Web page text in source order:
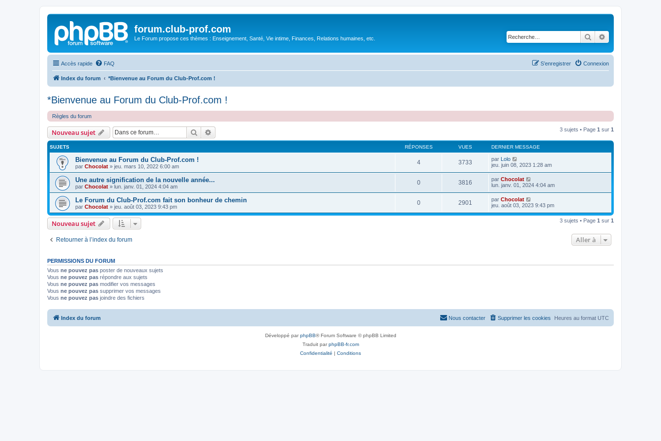
forum.club-prof.com
Le Forum propose ces thèmes : Enseignement, Santé, Vie intime, Finances, Relations humaines, etc. Rechercher
Accès rapide FAQ Connexion
S’enregistrer
Index du forum *Bienvenue au Forum du Club-Prof.com !
*Bienvenue au Forum du Club-Prof.com !
Règles du forum
Nouveau sujet Rechercher 3 sujets • Page 1 sur 1
SUJETS RÉPONSES VUES DERNIER MESSAGE
Bienvenue au Forum du Club-Prof.com !
par Chocolat » jeu. mars 10, 2022 6:00 am
4 3733 par Lolo
jeu. juin 08, 2023 1:28 am
Une autre signification de la nouvelle année...
par Chocolat » lun. janv. 01, 2024 4:04 am
0 3816 par Chocolat
lun. janv. 01, 2024 4:04 am
Le Forum du Club-Prof.com fait son bonheur de chemin
par Chocolat » jeu. août 03, 2023 9:43 pm
0 2901 par Chocolat
jeu. août 03, 2023 9:43 pm
Nouveau sujet 3 sujets • Page 1 sur 1
Retourner à l’index du forum Aller à
PERMISSIONS DU FORUM
Vous ne pouvez pas poster de nouveaux sujets
Vous ne pouvez pas répondre aux sujets
Vous ne pouvez pas modifier vos messages
Vous ne pouvez pas supprimer vos messages
Vous ne pouvez pas joindre des fichiers
Index du forum Heures au format UTC
Supprimer les cookies
Nous contacter
Développé parphpBB® Forum Software © phpBB Limited
Traduit parphpBB-fr.com
Confidentialité | Conditions